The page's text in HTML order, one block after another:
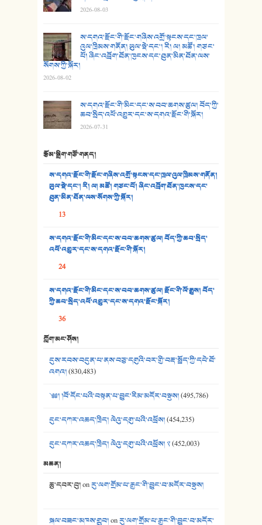
28. སྟོད་གཞས། - ཕན་ཐོག
31. ཕ་ཡུལ་ཡར་ཀླུང་།
33. འཛོམས་པའི་ལམ།
34. ཉི་མ་སེམས་ལ་ཞོག་དང་། - ཟླ་སྒྲོན།
36. ཟླ་གཞོན་སྙན་དབྱངས། - ཟླ་སྒྲོན།
38. ཡབ་ཡུམ། - ཟླ་སྒྲོན།
41. མཚན་ཚོགས་ཞབས་བྲོ་སྣ་མང་། - བོད་གཞས་ཕྱོགས་བསྒྲིགས།
2026-08-03
ས་དགའ་རྫོང་གི་རྫོང་གཞིས་འགྲོ་སྟངས་དང་ཁྲལ་
འུལ་ཁྲིམས་གནོན། ཡུལ་སྡེ་དང་། རི། ལ། མཚོ། གཙང་
པོ། ཞིང་འབྲོག་ཐོན་ཁུངས་དང་ཐུན་མིན་ཐོན་ལས་
སོགས་ཀྱི་སྐོར།
2026-08-02
ས་དགའ་རྫོང་གི་མིང་དང་ས་བབ་ཆགས་ཚུལ། བོད་ཀྱི་
ཆབ་སྲིད་འཕོ་འགྱུར་དང་ས་དགའ་རྫོང་གི་སྐོར།
2026-07-31
རྩོམ་སྒྲིག་གཙོ་གནད།
ས་དགའ་རྫོང་གི་རྫོང་གཞིས་འགྲོ་སྟངས་དང་ཁྲལ་འུལ་ཁྲིམས་གནོན།
ཡུལ་སྡེ་དང་། རི། ལ། མཚོ། གཙང་པོ། ཞིང་འབྲོག་ཐོན་ཁུངས་དང་
ཐུན་མིན་ཐོན་ལས་སོགས་ཀྱི་སྐོར།
13
ས་དགའ་རྫོང་གི་མིང་དང་ས་བབ་ཆགས་ཚུལ། བོད་ཀྱི་ཆབ་སྲིད་
འཕོ་འགྱུར་དང་ས་དགའ་རྫོང་གི་སྐོར།
24
ས་དགའ་རྫོང་གི་མིང་དང་ས་བབ་ཆགས་ཚུལ། རྫོང་གི་ལོ་རྒྱུས། བོད་
ཀྱི་ཆབ་སྲིད་འཕོ་འགྱུར་དང་ས་དགའ་རྫོང་སྐོར།
36
ཀློག་མང་ཤོས།
དུས་རབས་བདུན་པ་ནས་བཅུ་དགུའི་བར་གྱི་བརྡ་སྤྲོད་ཀྱི་དཔེ་ཐོ་
འགའ།(830,483)
༄༅། །བོ་དོང་པའི་བསྟན་པ་བྱུང་རིམ་མདོར་བསྡུས།(495,786)
དུང་དཀར་འཆད་ཁྲིད། ལེའུ་དགུ་པའི་འཕྲོས།(454,235)
དུང་དཀར་འཆད་ཁྲིད། ལེའུ་དགུ་པའི་འཕྲོས། ༢(452,003)
མཆན།
ཆུ་དབར་བུ།onརུ་ལག་གྲོམ་པ་རྒྱང་གི་བྱུང་བ་མདོར་བསྡུས།
སྐལ་བཟང་མཁས་གྲུབ།onརུ་ལག་གྲོམ་པ་རྒྱང་གི་བྱུང་བ་མདོར་